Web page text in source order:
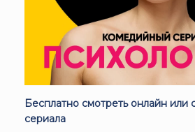
Бесплатно смотреть онлайн или
сериала